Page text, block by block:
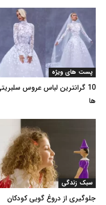
پست های ویژه
10 گرانترین لباس عروس
ها
سبک زندگی
جلوگیری از دروغ گویی کودکان